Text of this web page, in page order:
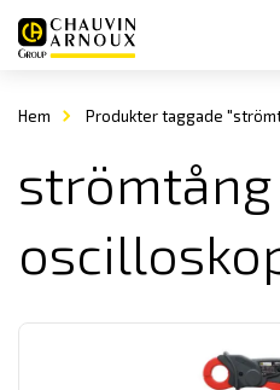
Hem Produkter taggade